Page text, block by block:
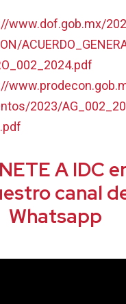
www.dof.gob.mx/
2023/
A IDC
canal
Whatsapp